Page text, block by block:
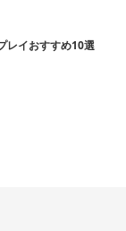
レイおすすめ10選